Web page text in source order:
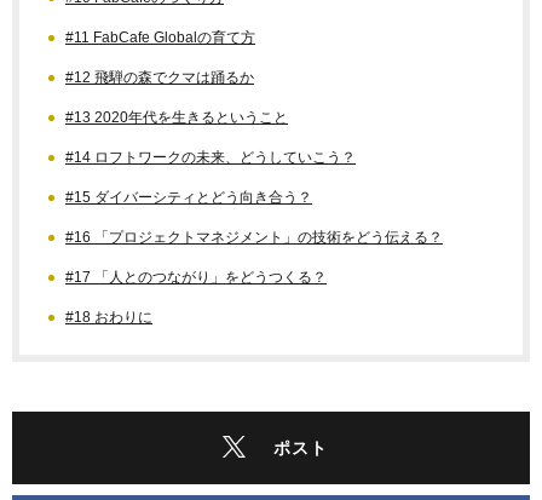
#11 FabCafe Globalの育て方
#12 飛騨の森でクマは踊るか
#13 2020年代を生きるということ
#14 ロフトワークの未来、どうしていこう？
#15 ダイバーシティとどう向き合う？
#16 「プロジェクトマネジメント」の技術をどう伝える？
#17 「人とのつながり」をどうつくる？
#18 おわりに
ポスト